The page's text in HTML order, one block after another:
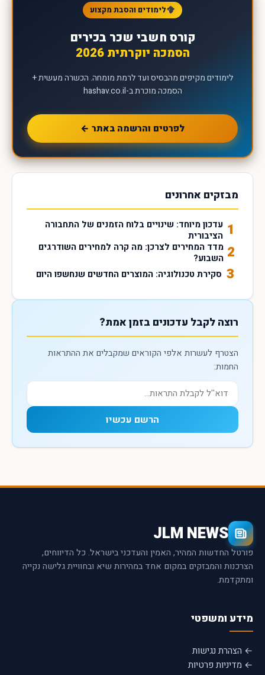
לימודים והסבת מקצוע
קורס חשבי שכר בכירים
הסמכה יוקרתית 2026
לימודים מקיפים מהבסיס ועד לרמת מומחה. הכשרה מעשית +
הסמכה מוכרת ב-hashav.co.il
לפרטים והרשמה באתר ←
מבזקים אחרונים
1 עדכון מיוחד: שינויים בלוח הזמנים של התחבורה
הציבורית
2 מדד המחירים לצרכן: מה קרה למחירים השודרגים
השבוע?
3 סקירת טכנולוגיה: המוצרים החדשים שנחשפו היום
רוצה לקבל עדכונים בזמן אמת?
הצטרף לעשרות אלפי הקוראים שמקבלים את ההתראות
החמות:
הרשם עכשיו
JLM NEWS
פורטל החדשות המהיר, האמין והעדכני בישראל. כל הדיווחים,
הצרכנות והמבזקים במקום אחד במהירות שיא ובחוויית גלישה נקייה
ומתקדמת.
מידע ומשפטי
← הצהרת נגישות
← מדיניות פרטיות